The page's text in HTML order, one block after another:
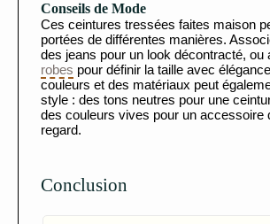
Conseils de Mode
Ces ceintures tressées faites maison
portées de différentes manières.
des jeans pour un look décontracté, ou
robes pour définir la taille avec
couleurs et des matériaux peut
style : des tons neutres pour une
des couleurs vives pour un accessoire
regard.
Conclusion